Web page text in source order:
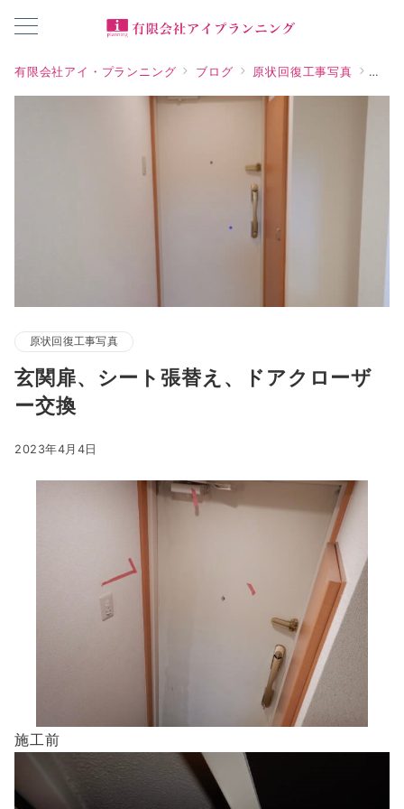
有限会社アイ・プランニング ブログ 原状回復工事写真 玄関
原状回復工事写真
玄関扉、シート張替え、ドアクローザ
ー交換
2023年4月4日
施工前